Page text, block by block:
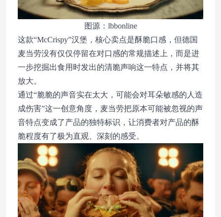
图源：lbbonline
这款“McCrispy”汉堡，核心卖点是酥脆口感，但德国
麦当劳没有仅仅停留在对口感的常规描述上，而是进
一步挖掘出食用时发出的清脆声响这一特点，并将其
放大。
通过“脆脆的声音实在太大，可能会对耳朵敏感的人造
成伤害”这一创意角度，麦当劳把原本可能被忽视的声
音特点变成了产品的独特标识，让消费者对产品的酥
脆程度有了极为直观、深刻的感受。